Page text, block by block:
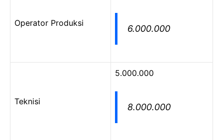
Operator Produksi
6.000.000
Teknisi
5.000.000
8.000.000